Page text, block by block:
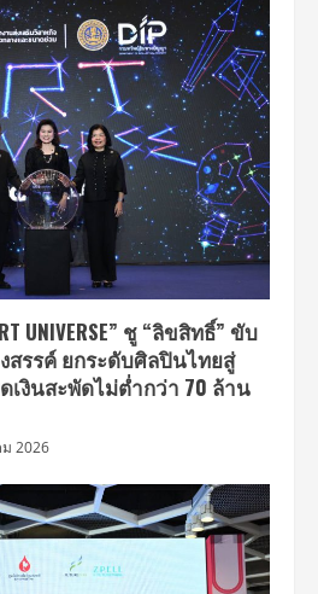
UNIVERSE” ชู “ลิขสิทธิ์” ขับ
สรรค์ ยกระดับศิลปินไทยสู่
เงินสะพัดไม่ต่ำกว่า 70 ล้าน
2026